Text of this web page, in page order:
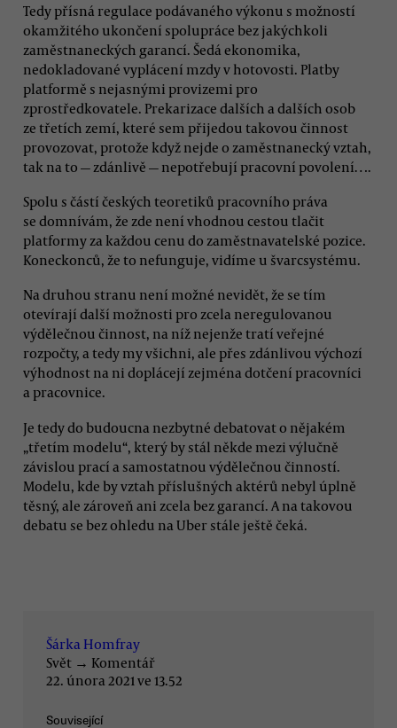
Tedy přísná regulace podávaného výkonu s možností
okamžitého ukončení spolupráce bez jakýchkoli
zaměstnaneckých garancí. Šedá ekonomika,
nedokladované vyplácení mzdy v hotovosti. Platby
platformě s nejasnými provizemi pro
zprostředkovatele. Prekarizace dalších a dalších osob
ze třetích zemí, které sem přijedou takovou činnost
provozovat, protože když nejde o zaměstnanecký vztah,
tak na to — zdánlivě — nepotřebují pracovní povolení….
Spolu s částí českých teoretiků pracovního práva
se domnívám, že zde není vhodnou cestou tlačit
platformy za každou cenu do zaměstnavatelské pozice.
Koneckonců, že to nefunguje, vidíme u švarcsystému.
Na druhou stranu není možné nevidět, že se tím
otevírají další možnosti pro zcela neregulovanou
výdělečnou činnost, na níž nejenže tratí veřejné
rozpočty, a tedy my všichni, ale přes zdánlivou výchozí
výhodnost na ni doplácejí zejména dotčení pracovníci
a pracovnice.
Je tedy do budoucna nezbytné debatovat o nějakém
„třetím modelu“, který by stál někde mezi výlučně
závislou prací a samostatnou výdělečnou činností.
Modelu, kde by vztah příslušných aktérů nebyl úplně
těsný, ale zároveň ani zcela bez garancí. A na takovou
debatu se bez ohledu na Uber stále ještě čeká.
Šárka Homfray
Svět → Komentář
22. února 2021 ve 13.52
Související